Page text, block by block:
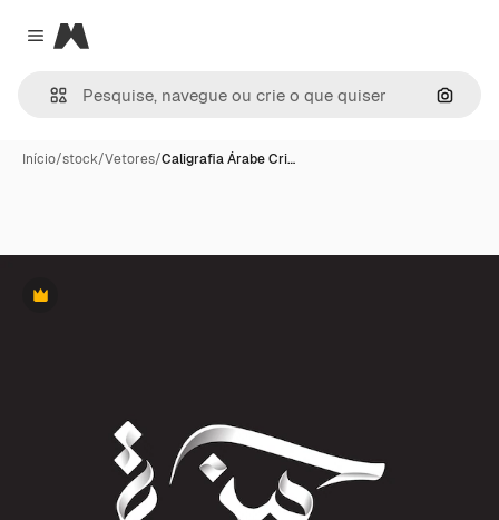
Close menu
Magnific
Início/stock/Vetores/Caligrafia Árabe Cri…
Premium